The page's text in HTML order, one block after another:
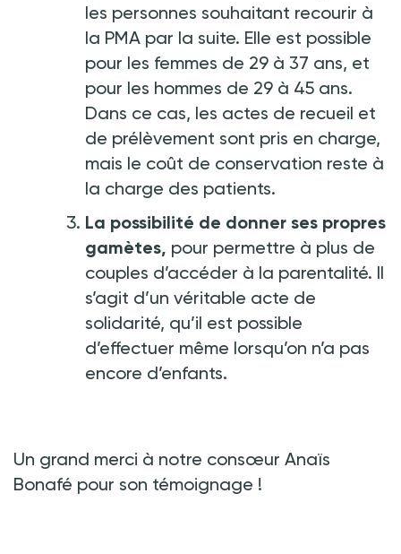
les personnes souhaitant recourir à
la PMA par la suite. Elle est possible
pour les femmes de 29 à 37 ans, et
pour les hommes de 29 à 45 ans.
Dans ce cas, les actes de recueil et
de prélèvement sont pris en charge,
mais le coût de conservation reste à
la charge des patients.
La possibilité de donner ses propres
gamètes, pour permettre à plus de
couples d’accéder à la parentalité. Il
s’agit d’un véritable acte de
solidarité, qu’il est possible
d’effectuer même lorsqu’on n’a pas
encore d’enfants.
Un grand merci à notre consœur Anaïs
Bonafé pour son témoignage !